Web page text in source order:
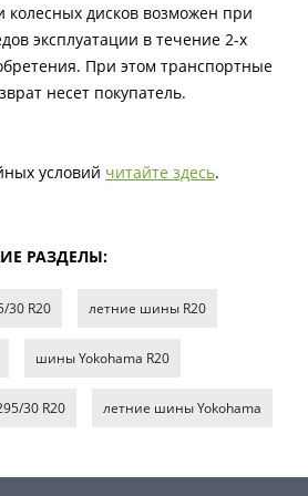
дисков возможен при
эксплуатации в течение 2-х
При этом транспортные
несет покупатель.
условий читайте здесь.
РАЗДЕЛЫ:
30 R20 летние шины R20
шины Yokohama R20
30 R20 летние шины Yokohama